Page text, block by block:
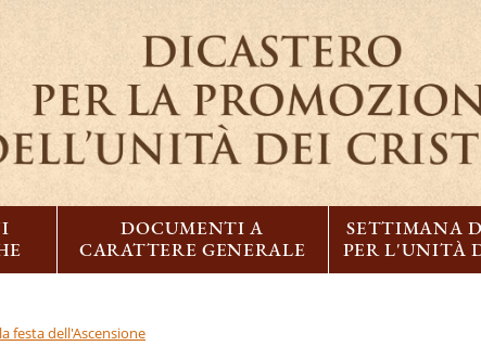
DOCUMENTI A
CARATTERE GENERALE
SETTIMANA
PER L'UNITÀ
festa dell'Ascensione